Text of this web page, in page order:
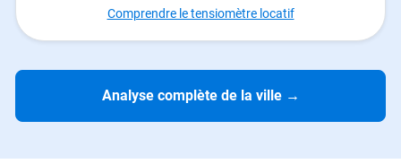
Comprendre le tensiomètre locatif
Analyse complète de la ville →